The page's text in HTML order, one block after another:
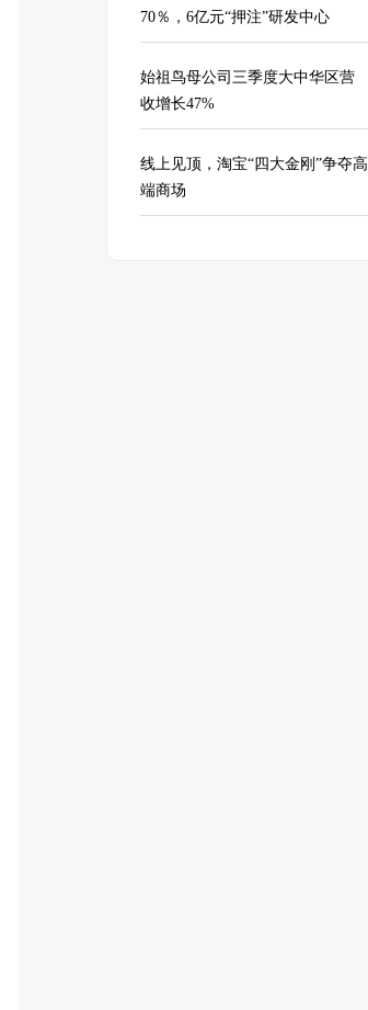
70％，6亿元“押注”研发中心
始祖鸟母公司三季度大中华区营
收增长47%
线上见顶，淘宝“四大金刚”争夺高
端商场